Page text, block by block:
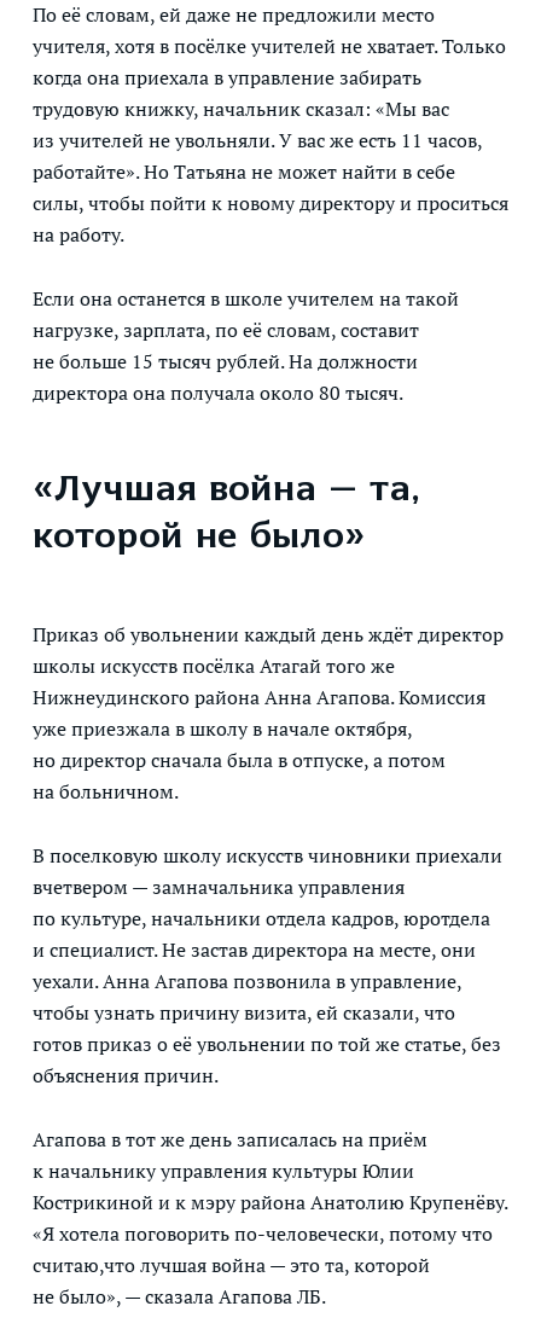
По её словам, ей даже не предложили место
учителя, хотя в посёлке учителей не хватает. Только
когда она приехала в управление забирать
трудовую книжку, начальник сказал: «Мы вас
из учителей не увольняли. У вас же есть 11 часов,
работайте». Но Татьяна не может найти в себе
силы, чтобы пойти к новому директору и проситься
на работу.
Если она останется в школе учителем на такой
нагрузке, зарплата, по её словам, составит
не больше 15 тысяч рублей. На должности
директора она получала около 80 тысяч.
«Лучшая война — та,
которой не было»
Приказ об увольнении каждый день ждёт директор
школы искусств посёлка Атагай того же
Нижнеудинского района Анна Агапова. Комиссия
уже приезжала в школу в начале октября,
но директор сначала была в отпуске, а потом
на больничном.
В поселковую школу искусств чиновники приехали
вчетвером — замначальника управления
по культуре, начальники отдела кадров, юротдела
и специалист. Не застав директора на месте, они
уехали. Анна Агапова позвонила в управление,
чтобы узнать причину визита, ей сказали, что
готов приказ о её увольнении по той же статье, без
объяснения причин.
Агапова в тот же день записалась на приём
к начальнику управления культуры Юлии
Кострикиной и к мэру района Анатолию Крупенёву.
«Я хотела поговорить по-человечески, потому что
считаю,что лучшая война — это та, которой
не было», — сказала Агапова ЛБ.